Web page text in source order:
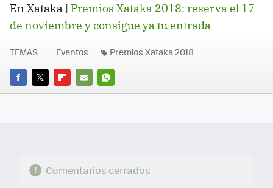
En Xataka | Premios Xataka 2018: reserva el 17
de noviembre y consigue ya tu entrada
FACEBOOK
TWITTERFLIPBOARD
E-
WHATSAPP
TEMAS Eventos Premios Xataka 2018
Comentarios cerrados